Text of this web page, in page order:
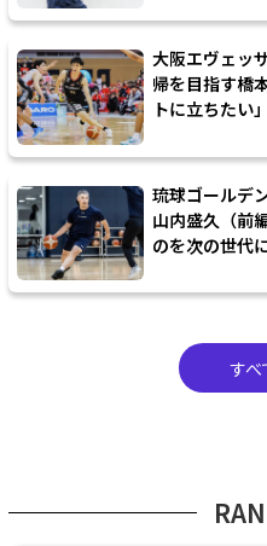
大阪エヴェッ
帰を目指す橋
トに立ちたい」
琉球ゴールデ
山内盛久（前
のを次の世代
すべ